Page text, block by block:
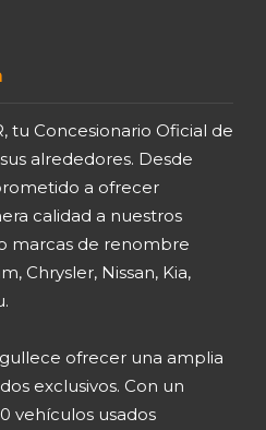
tu Concesionario Oficial de
alrededores. Desde
a ofrecer
calidad a nuestros
marcas de renombre
Chrysler, Nissan, Kia,
ofrecer una amplia
exclusivos. Con un
vehículos usados